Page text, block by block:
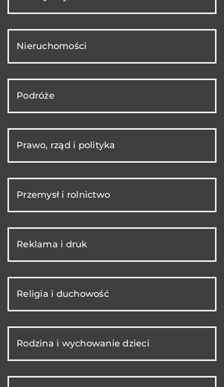
Nieruchomości
Podróże
Prawo, rząd i polityka
Przemysł i rolnictwo
Reklama i druk
Religia i duchowość
Rodzina i wychowanie dzieci